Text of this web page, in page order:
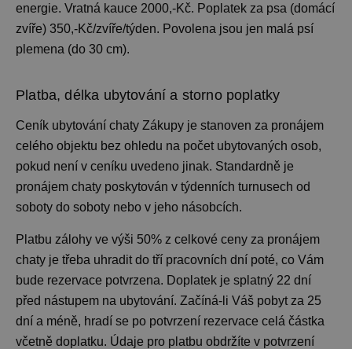
energie. Vratná kauce 2000,-Kč. Poplatek za psa (domácí
zvíře) 350,-Kč/zvíře/týden. Povolena jsou jen malá psí
plemena (do 30 cm).
Platba, délka ubytování a storno poplatky
Ceník ubytování chaty Zákupy je stanoven za pronájem
celého objektu bez ohledu na počet ubytovaných osob,
pokud není v ceníku uvedeno jinak. Standardně je
pronájem chaty poskytován v týdenních turnusech od
soboty do soboty nebo v jeho násobcích.
Platbu zálohy ve výši 50% z celkové ceny za pronájem
chaty je třeba uhradit do tří pracovních dní poté, co Vám
bude rezervace potvrzena. Doplatek je splatný 22 dní
před nástupem na ubytování. Začíná-li Váš pobyt za 25
dní a méně, hradí se po potvrzení rezervace celá částka
včetně doplatku. Údaje pro platbu obdržíte v potvrzení